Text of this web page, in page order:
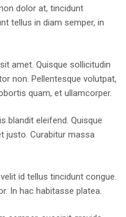
dolor at, tincidunt
tellus in diam semper, in
amet. Quisque sollicitudin
non. Pellentesque volutpat,
quam, et ullamcorper.
blandit eleifend. Quisque
justo. Curabitur massa
id tellus tincidunt congue.
In hac habitasse platea.